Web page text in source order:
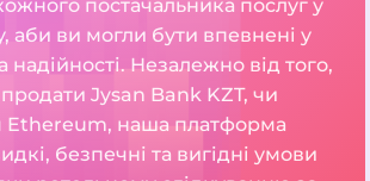
постачальника послуг у
аби ви могли бути впевнені у
надійності. Незалежно від того,
Jysan Bank KZT, чи
Ethereum, наша платформа
безпечні та вигідні умови